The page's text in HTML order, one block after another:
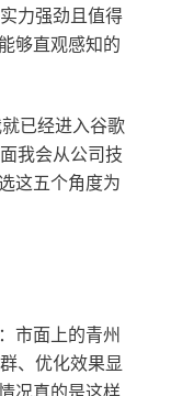
力强劲且值得
够直观感知的
已经进入谷歌
我会从公司技
这五个角度为
市面上的青州
、优化效果显
况真的是这样